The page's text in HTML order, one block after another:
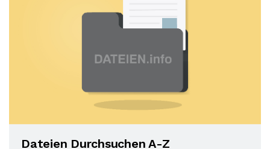
Dateien Durchsuchen A-Z